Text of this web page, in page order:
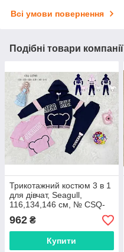
Всі умови повернення
Подібні товари компанії
Трикотажний костюм 3 в 1
для дівчат, Seagull,
116,134,146 см, № CSQ-
52793
962 ₴
Купити